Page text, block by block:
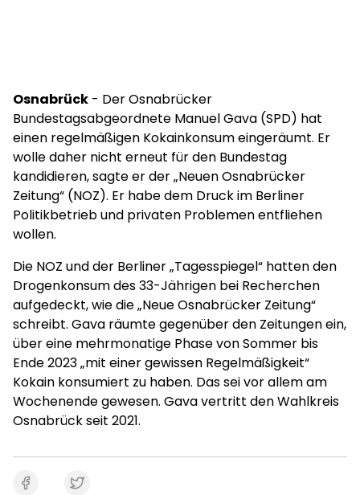
Osnabrück - Der Osnabrücker
Bundestagsabgeordnete Manuel Gava (SPD) hat
einen regelmäßigen Kokainkonsum eingeräumt. Er
wolle daher nicht erneut für den Bundestag
kandidieren, sagte er der „Neuen Osnabrücker
Zeitung“ (NOZ). Er habe dem Druck im Berliner
Politikbetrieb und privaten Problemen entfliehen
wollen.
Die NOZ und der Berliner „Tagesspiegel“ hatten den
Drogenkonsum des 33-Jährigen bei Recherchen
aufgedeckt, wie die „Neue Osnabrücker Zeitung“
schreibt. Gava räumte gegenüber den Zeitungen ein,
über eine mehrmonatige Phase von Sommer bis
Ende 2023 „mit einer gewissen Regelmäßigkeit“
Kokain konsumiert zu haben. Das sei vor allem am
Wochenende gewesen. Gava vertritt den Wahlkreis
Osnabrück seit 2021.